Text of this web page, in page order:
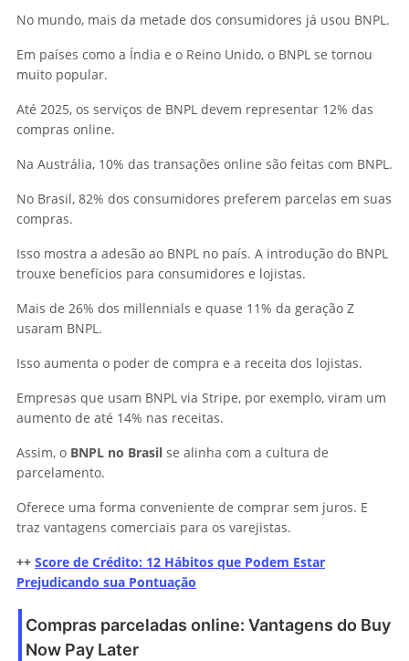
No mundo, mais da metade dos consumidores já usou BNPL.
Em países como a Índia e o Reino Unido, o BNPL se tornou
muito popular.
Até 2025, os serviços de BNPL devem representar 12% das
compras online.
Na Austrália, 10% das transações online são feitas com BNPL.
No Brasil, 82% dos consumidores preferem parcelas em suas
compras.
Isso mostra a adesão ao BNPL no país. A introdução do BNPL
trouxe benefícios para consumidores e lojistas.
Mais de 26% dos millennials e quase 11% da geração Z
usaram BNPL.
Isso aumenta o poder de compra e a receita dos lojistas.
Empresas que usam BNPL via Stripe, por exemplo, viram um
aumento de até 14% nas receitas.
Assim, o BNPL no Brasil se alinha com a cultura de
parcelamento.
Oferece uma forma conveniente de comprar sem juros. E
traz vantagens comerciais para os varejistas.
++ Score de Crédito: 12 Hábitos que Podem Estar
Prejudicando sua Pontuação
Compras parceladas online: Vantagens do Buy
Now Pay Later